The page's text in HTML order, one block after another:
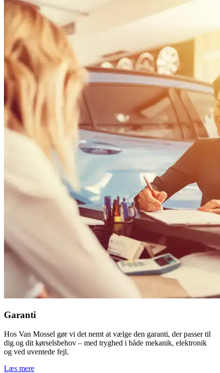
Garanti
Hos Van Mossel gør vi det nemt at vælge den garanti, der passer til
dig og dit kørselsbehov – med tryghed i både mekanik, elektronik
og ved uventede fejl.
Læs mere